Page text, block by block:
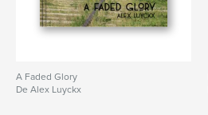
A Faded Glory
De Alex Luyckx